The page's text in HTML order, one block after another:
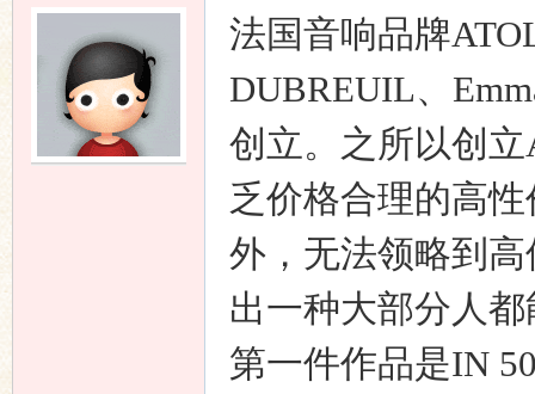
法国音响品牌
DUBREUIL、
创立。之所以创
乏价格合理的高
外，无法领略到
出一种大部分人
第一件作品是IN